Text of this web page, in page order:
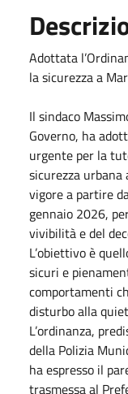
Adottata
la sicurezza a
Il sindaco
Governo, ha
urgente per la
sicurezza
vigore a partire
gennaio 2026,
vivibilità e del
L’obiettivo è
sicuri e
comportamenti
disturbo alla
L’ordinanza,
della Polizia
ha espresso il
trasmessa al